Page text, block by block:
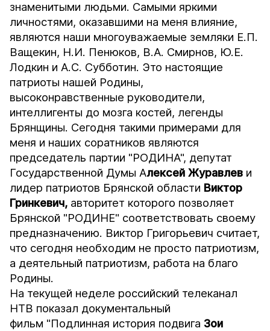
знаменитыми людьми. Самыми яркими
личностями, оказавшими на меня влияние,
являются наши многоуважаемые земляки Е.П.
Ващекин, Н.И. Пенюков, В.А. Смирнов, Ю.Е.
Лодкин и А.С. Субботин. Это настоящие
патриоты нашей Родины,
высоконравственные руководители,
интеллигенты до мозга костей, легенды
Брянщины. Сегодня такими примерами для
меня и наших соратников являются
председатель партии "РОДИНА", депутат
Государственной Думы Алексей Журавлев и
лидер патриотов Брянской области Виктор
Гринкевич, авторитет которого позволяет
Брянской "РОДИНЕ" соответствовать своему
предназначению. Виктор Григорьевич считает,
что сегодня необходим не просто патриотизм,
а деятельный патриотизм, работа на благо
Родины.
На текущей неделе российский телеканал
НТВ показал документальный
фильм "Подлинная история подвига Зои